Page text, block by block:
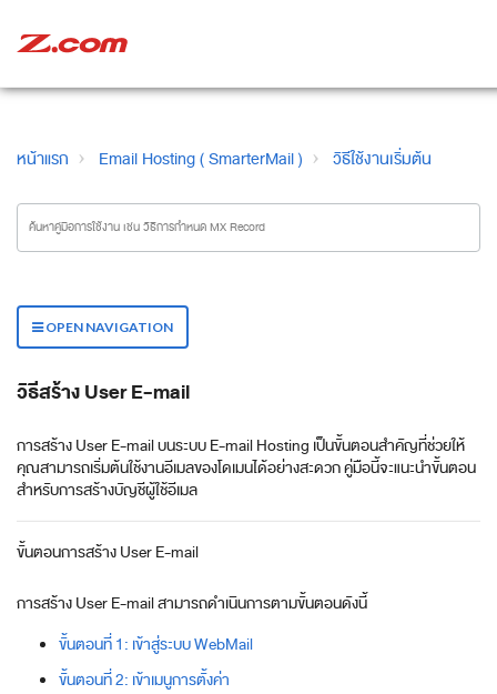
หน้าแรก Email Hosting ( SmarterMail ) วิธีใช้งานเริ่มต้น
OPEN NAVIGATION
วิธีสร้าง User E-mail
การสร้าง User E-mail บนระบบ E-mail Hosting เป็นขั้นตอนสำคัญที่ช่วยให้
คุณสามารถเริ่มต้นใช้งานอีเมลของโดเมนได้อย่างสะดวก คู่มือนี้จะแนะนำขั้นตอน
สำหรับการสร้างบัญชีผู้ใช้อีเมล
ขั้นตอนการสร้าง User E-mail
การสร้าง User E-mail สามารถดำเนินการตามขั้นตอนดังนี้
ขั้นตอนที่ 1: เข้าสู่ระบบ WebMail
ขั้นตอนที่ 2: เข้าเมนูการตั้งค่า